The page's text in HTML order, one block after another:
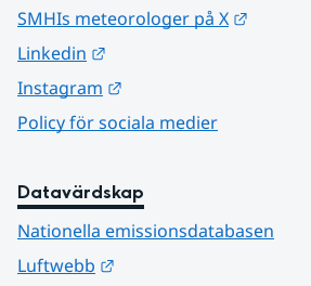
SMHIs meteorologer på X
Linkedin
Instagram
Policy för sociala medier
Datavärdskap
Nationella emissionsdatabasen
Luftwebb